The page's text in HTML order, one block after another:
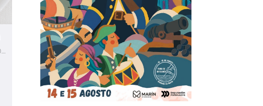
ASOCIACIÓN COMISIÓN DE FESTAS VIRXE DO CARME